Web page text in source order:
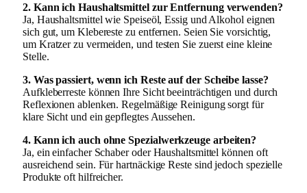
2. Kann ich Haushaltsmittel zur Entfernung verwenden?
Ja, Haushaltsmittel wie Speiseöl, Essig und Alkohol eignen
sich gut, um Klebereste zu entfernen. Seien Sie vorsichtig,
um Kratzer zu vermeiden, und testen Sie zuerst eine kleine
Stelle.
3. Was passiert, wenn ich Reste auf der Scheibe lasse?
Aufkleberreste können Ihre Sicht beeinträchtigen und durch
Reflexionen ablenken. Regelmäßige Reinigung sorgt für
klare Sicht und ein gepflegtes Aussehen.
4. Kann ich auch ohne Spezialwerkzeuge arbeiten?
Ja, ein einfacher Schaber oder Haushaltsmittel können oft
ausreichend sein. Für hartnäckige Reste sind jedoch spezielle
Produkte oft hilfreicher.